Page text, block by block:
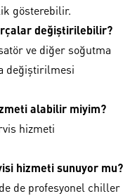
gösterebilir.
değiştirilebilir?
ve diğer soğutma
değiştirilmesi
alabilir miyim?
hizmeti
hizmeti sunuyor mu?
de profesyonel chiller